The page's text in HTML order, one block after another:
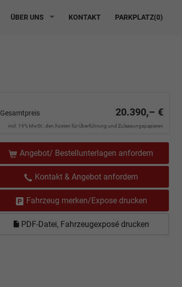
ÜBER UNS KONTAKT PARKPLATZ(0)
Gesamtpreis 20.390,– €
incl. 19% MwSt., den Kosten für Überführung und Zulassungspapieren
Angebot/ Bestellunterlagen anfordern
Kontakt & Angebot anfordern
Fahrzeug merken/Expose drucken
PDF-Datei, Fahrzeugexposé drucken